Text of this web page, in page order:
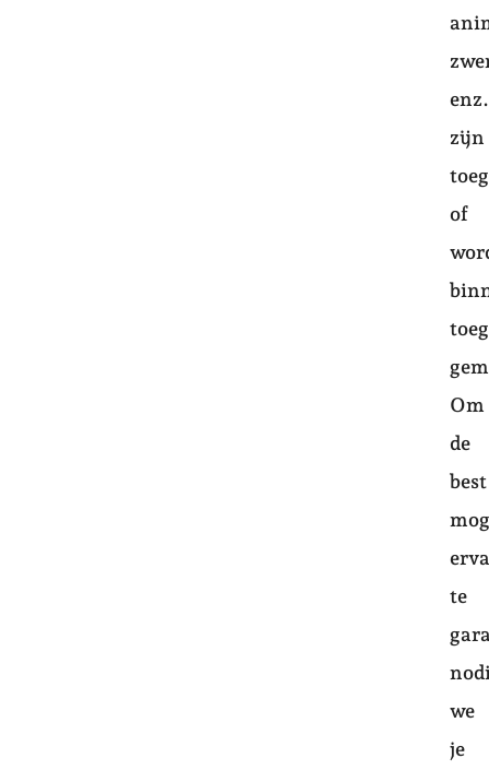
zijn
of
Om
de
best
te
we
je